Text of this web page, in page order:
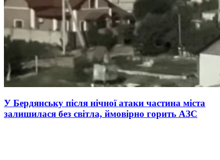
У Бердянську після нічної атаки частина міста
залишилася без світла, ймовірно горить АЗС